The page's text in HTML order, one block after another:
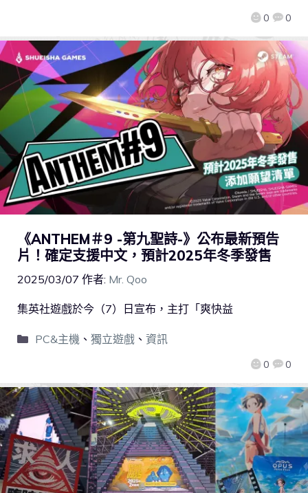
0 0
《ANTHEM＃9 -第九聖詩-》公布最新預告
片！確定支援中文，預計2025年冬季發售
2025/03/07 作者: Mr. Qoo
0 0
集英社遊戲於今（7）日宣布，主打「爽快益
PC&主機 、 獨立遊戲、 資訊